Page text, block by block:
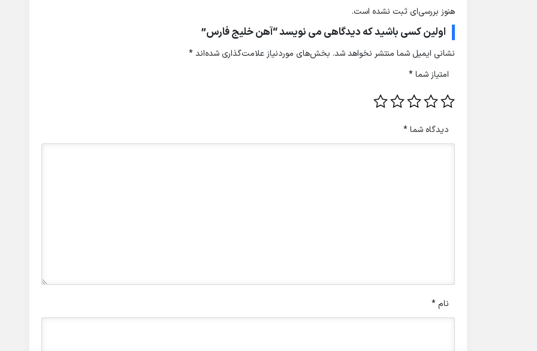
هنوز بررسی‌ای ثبت نشده است.
اولین کسی باشید که دیدگاهی می نویسد “آهن خلیج فارس”
نشانی ایمیل شما منتشر نخواهد شد. بخش‌های موردنیاز علامت‌گذاری شده‌اند*
امتیاز شما*
دیدگاه شما*
نام*